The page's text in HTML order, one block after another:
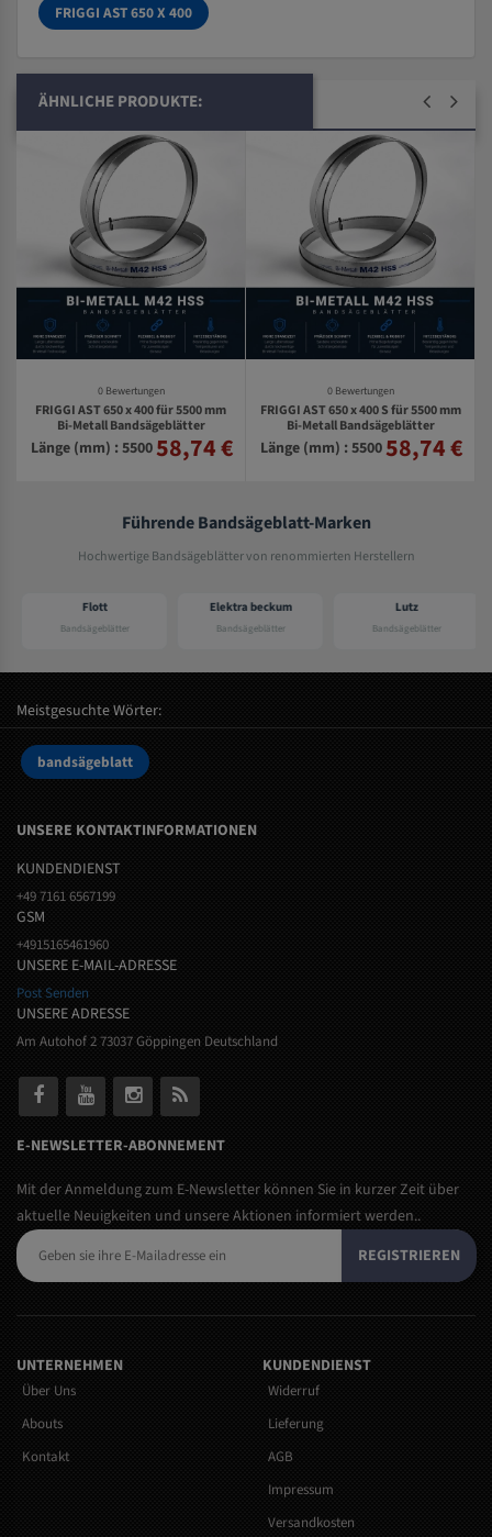
FRIGGI AST 650 X 400
ÄHNLICHE PRODUKTE:
0 Bewertungen
FRIGGI AST 650 x 400 für 5500 mm
Bi-Metall Bandsägeblätter
Länge (mm) : 550058,74 €
0 Bewertungen
FRIGGI AST 650 x 400 S für 5500 mm
Bi-Metall Bandsägeblätter
Länge (mm) : 550058,74 €
Führende Bandsägeblatt-Marken
Hochwertige Bandsägeblätter von renommierten Herstellern
Flott
Bandsägeblätter
Elektra beckum
Bandsägeblätter
Lutz
Bandsägeblätter
Meistgesuchte Wörter:
bandsägeblatt
UNSERE KONTAKTINFORMATIONEN
KUNDENDIENST
+49 7161 6567199
GSM
+4915165461960
UNSERE E-MAIL-ADRESSE
Post Senden
UNSERE ADRESSE
Am Autohof 2 73037 Göppingen Deutschland
E-NEWSLETTER-ABONNEMENT
Mit der Anmeldung zum E-Newsletter können Sie in kurzer Zeit über
aktuelle Neuigkeiten und unsere Aktionen informiert werden..
REGISTRIEREN
UNTERNEHMEN
Über Uns
Abouts
Kontakt
KUNDENDIENST
Widerruf
Lieferung
AGB
Impressum
Versandkosten